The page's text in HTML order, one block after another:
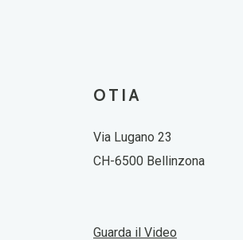
OTIA
Via Lugano 23
CH-6500 Bellinzona
Guarda il Video